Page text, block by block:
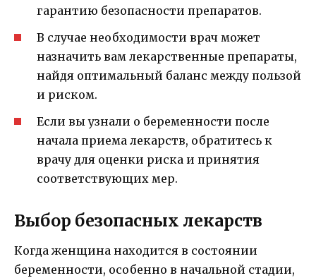
гарантию безопасности препаратов.
В случае необходимости врач может
назначить вам лекарственные препараты,
найдя оптимальный баланс между пользой
и риском.
Если вы узнали о беременности после
начала приема лекарств, обратитесь к
врачу для оценки риска и принятия
соответствующих мер.
Выбор безопасных лекарств
Когда женщина находится в состоянии
беременности, особенно в начальной стадии,